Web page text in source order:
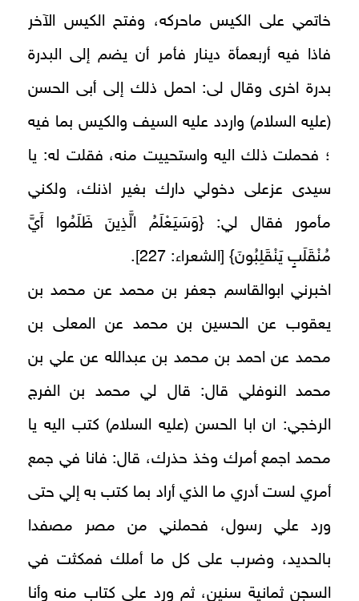
خاتمي على الكيس ماحركه، وفتح الكيس الآخر
فاذا فيه أربعمأة دينار فأمر أن يضم إلى البدرة
بدرة اخرى وقال لى: احمل ذلك إلى أبى الحسن
(عليه السلام) واردد عليه السيف والكيس بما فيه
؛ فحملت ذلك اليه واستحييت منه، فقلت له: يا
سيدى عزعلى دخولي دارك بغير اذنك، ولكني
مأمور فقال لي:{وَسَيَعْلَمُ الَّذِينَ ظَلَمُوا أَيَّ
مُنْقَلَبٍ يَنْقَلِبُونَ} [الشعراء: 227].
اخبرني ابوالقاسم جعفر بن محمد عن محمد بن
يعقوب عن الحسين بن محمد عن المعلى بن
محمد عن احمد بن محمد بن عبدالله عن علي بن
محمد النوفلي قال: قال لي محمد بن الفرج
الرخجي: ان ابا الحسن (عليه السلام) كتب اليه يا
محمد اجمع أمرك وخذ حذرك، قال: فانا في جمع
أمري لست أدري ما الذي أراد بما كتب به إلي حتى
ورد علي رسول، فحملني من مصر مصفدا
بالحديد، وضرب على كل ما أملك فمكثت في
السجن ثمانية سنين، ثم ورد على كتاب منه وأنا